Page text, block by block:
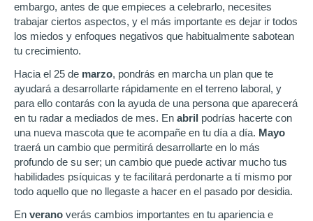
embargo, antes de que empieces a celebrarlo, necesites
trabajar ciertos aspectos, y el más importante es dejar ir todos
los miedos y enfoques negativos que habitualmente sabotean
tu crecimiento.
Hacia el 25 de marzo, pondrás en marcha un plan que te
ayudará a desarrollarte rápidamente en el terreno laboral, y
para ello contarás con la ayuda de una persona que aparecerá
en tu radar a mediados de mes. En abril podrías hacerte con
una nueva mascota que te acompañe en tu día a día. Mayo
traerá un cambio que permitirá desarrollarte en lo más
profundo de su ser; un cambio que puede activar mucho tus
habilidades psíquicas y te facilitará perdonarte a tí mismo por
todo aquello que no llegaste a hacer en el pasado por desidia.
En verano verás cambios importantes en tu apariencia e